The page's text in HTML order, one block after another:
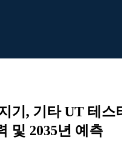
기, 기타 UT 테
및 2035년 예측